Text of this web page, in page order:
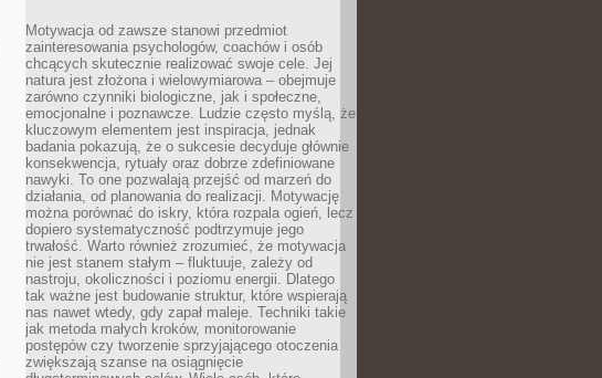
Motywacja od zawsze stanowi przedmiot
zainteresowania psychologów, coachów i osób
chcących skutecznie realizować swoje cele. Jej
natura jest złożona i wielowymiarowa – obejmuje
zarówno czynniki biologiczne, jak i społeczne,
emocjonalne i poznawcze. Ludzie często myślą, że
kluczowym elementem jest inspiracja, jednak
badania pokazują, że o sukcesie decyduje głównie
konsekwencja, rytuały oraz dobrze zdefiniowane
nawyki. To one pozwalają przejść od marzeń do
działania, od planowania do realizacji. Motywację
można porównać do iskry, która rozpala ogień, lecz
dopiero systematyczność podtrzymuje jego
trwałość. Warto również zrozumieć, że motywacja
nie jest stanem stałym – fluktuuje, zależy od
nastroju, okoliczności i poziomu energii. Dlatego
tak ważne jest budowanie struktur, które wspierają
nas nawet wtedy, gdy zapał maleje. Techniki takie
jak metoda małych kroków, monitorowanie
postępów czy tworzenie sprzyjającego otoczenia
zwiększają szanse na osiągnięcie